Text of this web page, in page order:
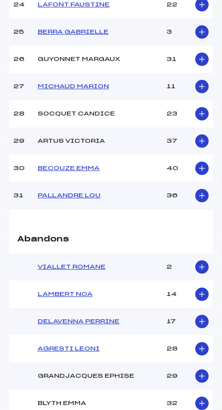
24 LAFONT FAUSTINE 22
25 BERRA GABRIELLE 3
26 GUYONNET MARGAUX 31
27 MICHAUD MARION 11
28 SOCQUET CANDICE 23
29 ARTUS VICTORIA 37
30 BECOUZE EMMA 40
31 PALLANDRE LOU 36
Abandons
VIALLET ROMANE 2
LAMBERT NOA 14
DELAVENNA PERRINE 17
AGRESTI LEONI 28
GRANDJACQUES EPHISE 29
BLYTH EMMA 32